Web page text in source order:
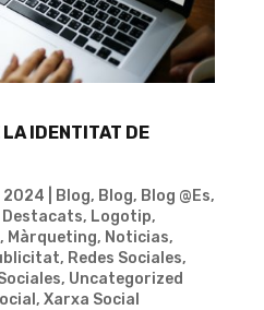
IDENTITAT DE
2024 Blog, Blog, Blog @Es,
Destacats, Logotip,
, Màrqueting, Noticias,
, Redes Sociales,
, Uncategorized
, Xarxa Social